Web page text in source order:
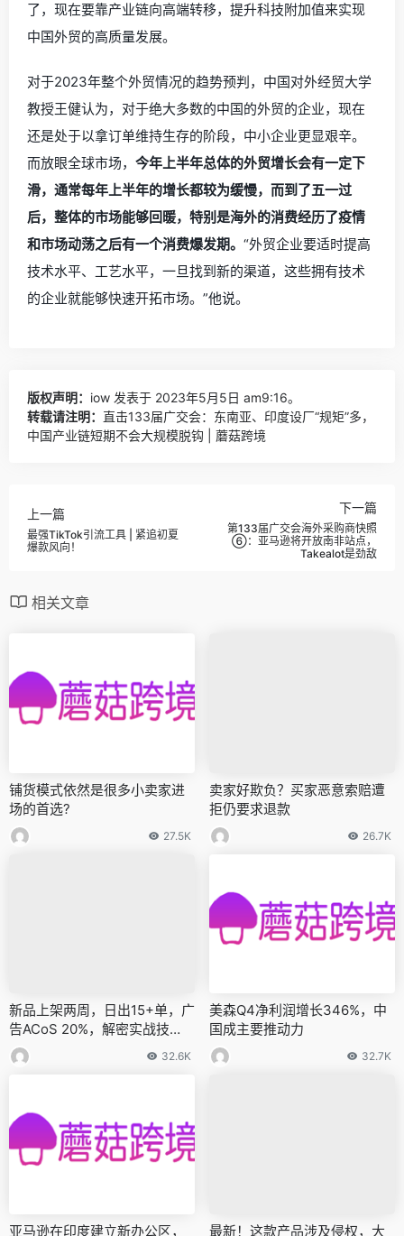
了，现在要靠产业链向高端转移，提升科技附加值来实现
中国外贸的高质量发展。
对于2023年整个外贸情况的趋势预判，中国对外经贸大学
教授王健认为，对于绝大多数的中国的外贸的企业，现在
还是处于以拿订单维持生存的阶段，中小企业更显艰辛。
而放眼全球市场， 今年上半年总体的外贸增长会有一定下
滑，通常每年上半年的增长都较为缓慢，而到了五一过
后，整体的市场能够回暖，特别是海外的消费经历了疫情
和市场动荡之后有一个消费爆发期。 “外贸企业要适时提高
技术水平、工艺水平，一旦找到新的渠道，这些拥有技术
的企业就能够快速开拓市场。 ”他说。
版权声明： iow 发表于 2023年5月5日 am9:16。
转载请注明： 直击133届广交会：东南亚、印度设厂“规矩”多，
中国产业链短期不会大规模脱钩 | 蘑菇跨境
上一篇
最强TikTok引流工具 | 紧追初夏
爆款风向！
下一篇
第133届广交会海外采购商快照
⑥：亚马逊将开放南非站点，
Takealot是劲敌
相关文章
铺货模式依然是很多小卖家进
场的首选?
27.5K
卖家好欺负？买家恶意索赔遭
拒仍要求退款
26.7K
新品上架两周，日出15+单，广
告ACoS 20%，解密实战技
巧！
32.6K
美森Q4净利润增长346%，中
国成主要推动力
32.7K
亚马逊在印度建立新办公区， 最新！这款产品涉及侵权，大